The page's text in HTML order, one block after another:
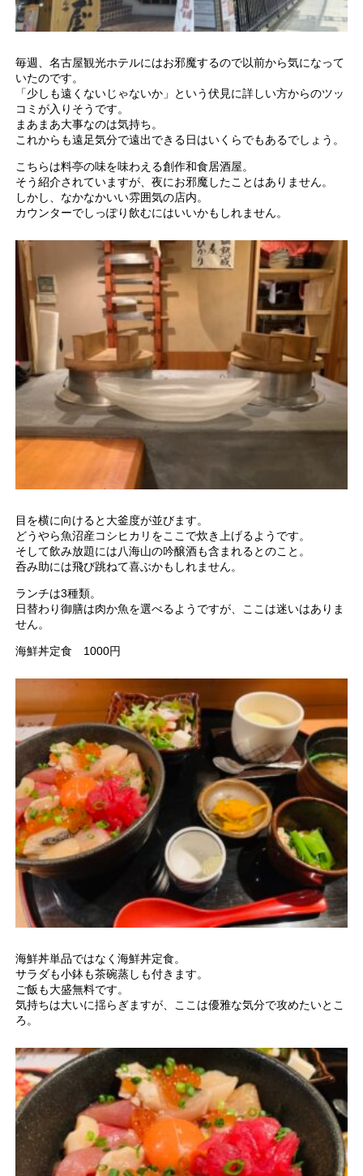
毎週、名古屋観光ホテルにはお邪魔するので以前から気になって
いたのです。
「少しも遠くないじゃないか」という伏見に詳しい方からのツッ
コミが入りそうです。
まあまあ大事なのは気持ち。
これからも遠足気分で遠出できる日はいくらでもあるでしょう。
こちらは料亭の味を味わえる創作和食居酒屋。
そう紹介されていますが、夜にお邪魔したことはありません。
しかし、なかなかいい雰囲気の店内。
カウンターでしっぽり飲むにはいいかもしれません。
目を横に向けると大釜度が並びます。
どうやら魚沼産コシヒカリをここで炊き上げるようです。
そして飲み放題には八海山の吟醸酒も含まれるとのこと。
呑み助には飛び跳ねて喜ぶかもしれません。
ランチは3種類。
日替わり御膳は肉か魚を選べるようですが、ここは迷いはありま
せん。
海鮮丼定食 1000円
海鮮丼単品ではなく海鮮丼定食。
サラダも小鉢も茶碗蒸しも付きます。
ご飯も大盛無料です。
気持ちは大いに揺らぎますが、ここは優雅な気分で攻めたいとこ
ろ。